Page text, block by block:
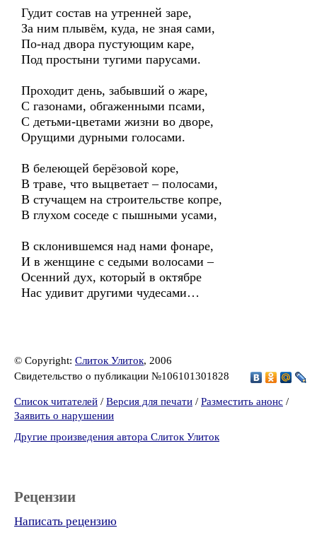
Гудит состав на утренней заре,
За ним плывём, куда, не зная сами,
По-над двора пустующим каре,
Под простыни тугими парусами.
Проходит день, забывший о жаре,
С газонами, обгаженными псами,
С детьми-цветами жизни во дворе,
Орущими дурными голосами.
В белеющей берёзовой коре,
В траве, что выцветает – полосами,
В стучащем на строительстве копре,
В глухом соседе с пышными усами,
В склонившемся над нами фонаре,
И в женщине с седыми волосами –
Осенний дух, который в октябре
Нас удивит другими чудесами…
© Copyright: Слиток Улиток, 2006
Свидетельство о публикации №106101301828
Список читателей / Версия для печати / Разместить анонс /
Заявить о нарушении
Другие произведения автора Слиток Улиток
Рецензии
Написать рецензию